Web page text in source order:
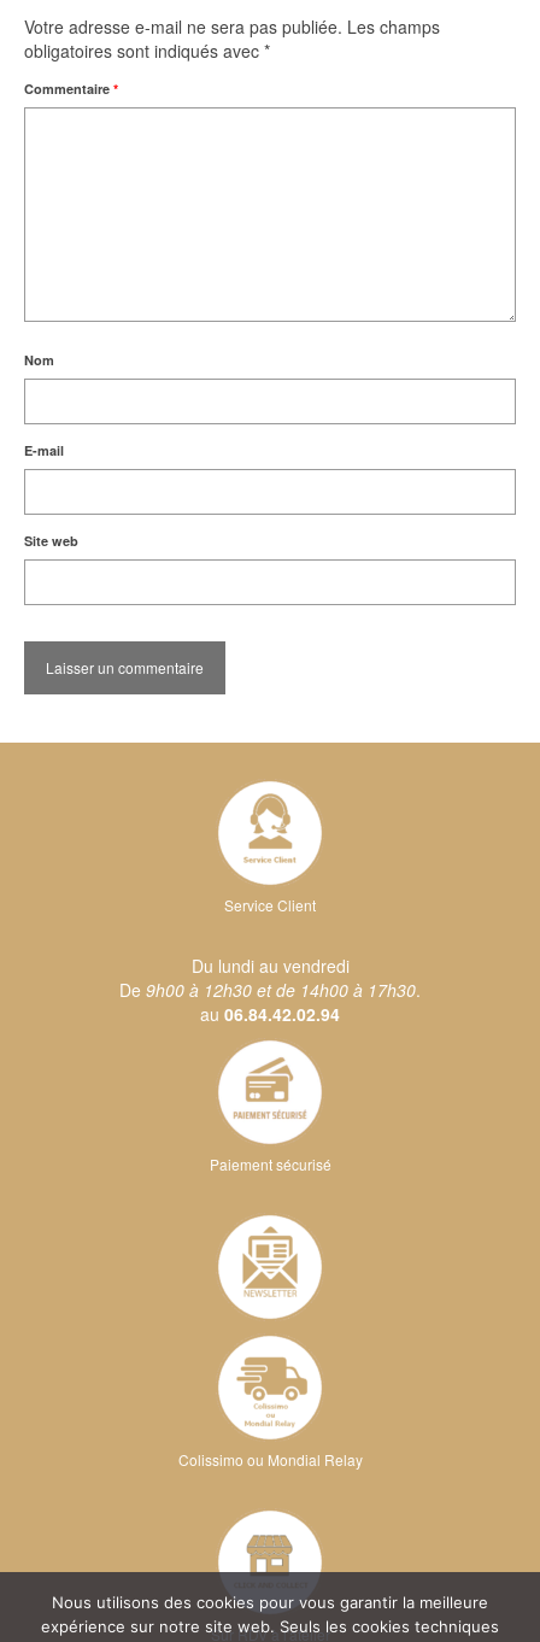
Votre adresse e-mail ne sera pas publiée. Les champs
obligatoires sont indiqués avec *
Commentaire *
Nom
E-mail
Site web
Service Client
Du lundi au vendredi
De 9h00 à 12h30 et de 14h00 à 17h30.
au 06.84.42.02.94
Paiement sécurisé
Colissimo ou Mondial Relay
Sur RDV à l'atelier
Nous utilisons des cookies pour vous garantir la meilleure
expérience sur notre site web. Seuls les cookies techniques